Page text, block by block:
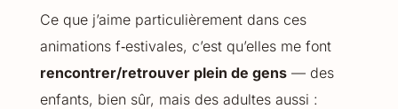
Ce que j’aime particulièrement dans ces
animations f‑estivales, c’est qu’elles me font
rencontrer/retrouver plein de gens— des
enfants, bien sûr, mais des adultes aussi :